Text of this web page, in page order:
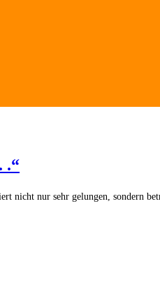
.“
nicht nur sehr gelungen, sondern